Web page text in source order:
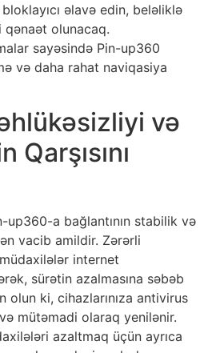
əlavə edin, beləliklə
olunacaq.
sayəsində Pin-up360
və daha rahat naviqasiya
və
up360-a bağlantının stabilik və
vacib amildir. Zərərli
internet
sürətin azalmasına səbəb
olun ki, cihazlarınıza antivirus
və mütəmadi olaraq yenilənir.
azaltmaq üçün ayrıca